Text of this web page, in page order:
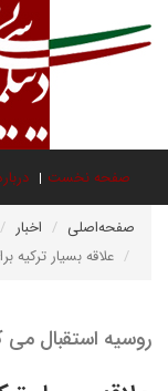
صفحه نخست
صفحه‌اصلی اخبار
علاقه بسیار
روسیه استقبال می